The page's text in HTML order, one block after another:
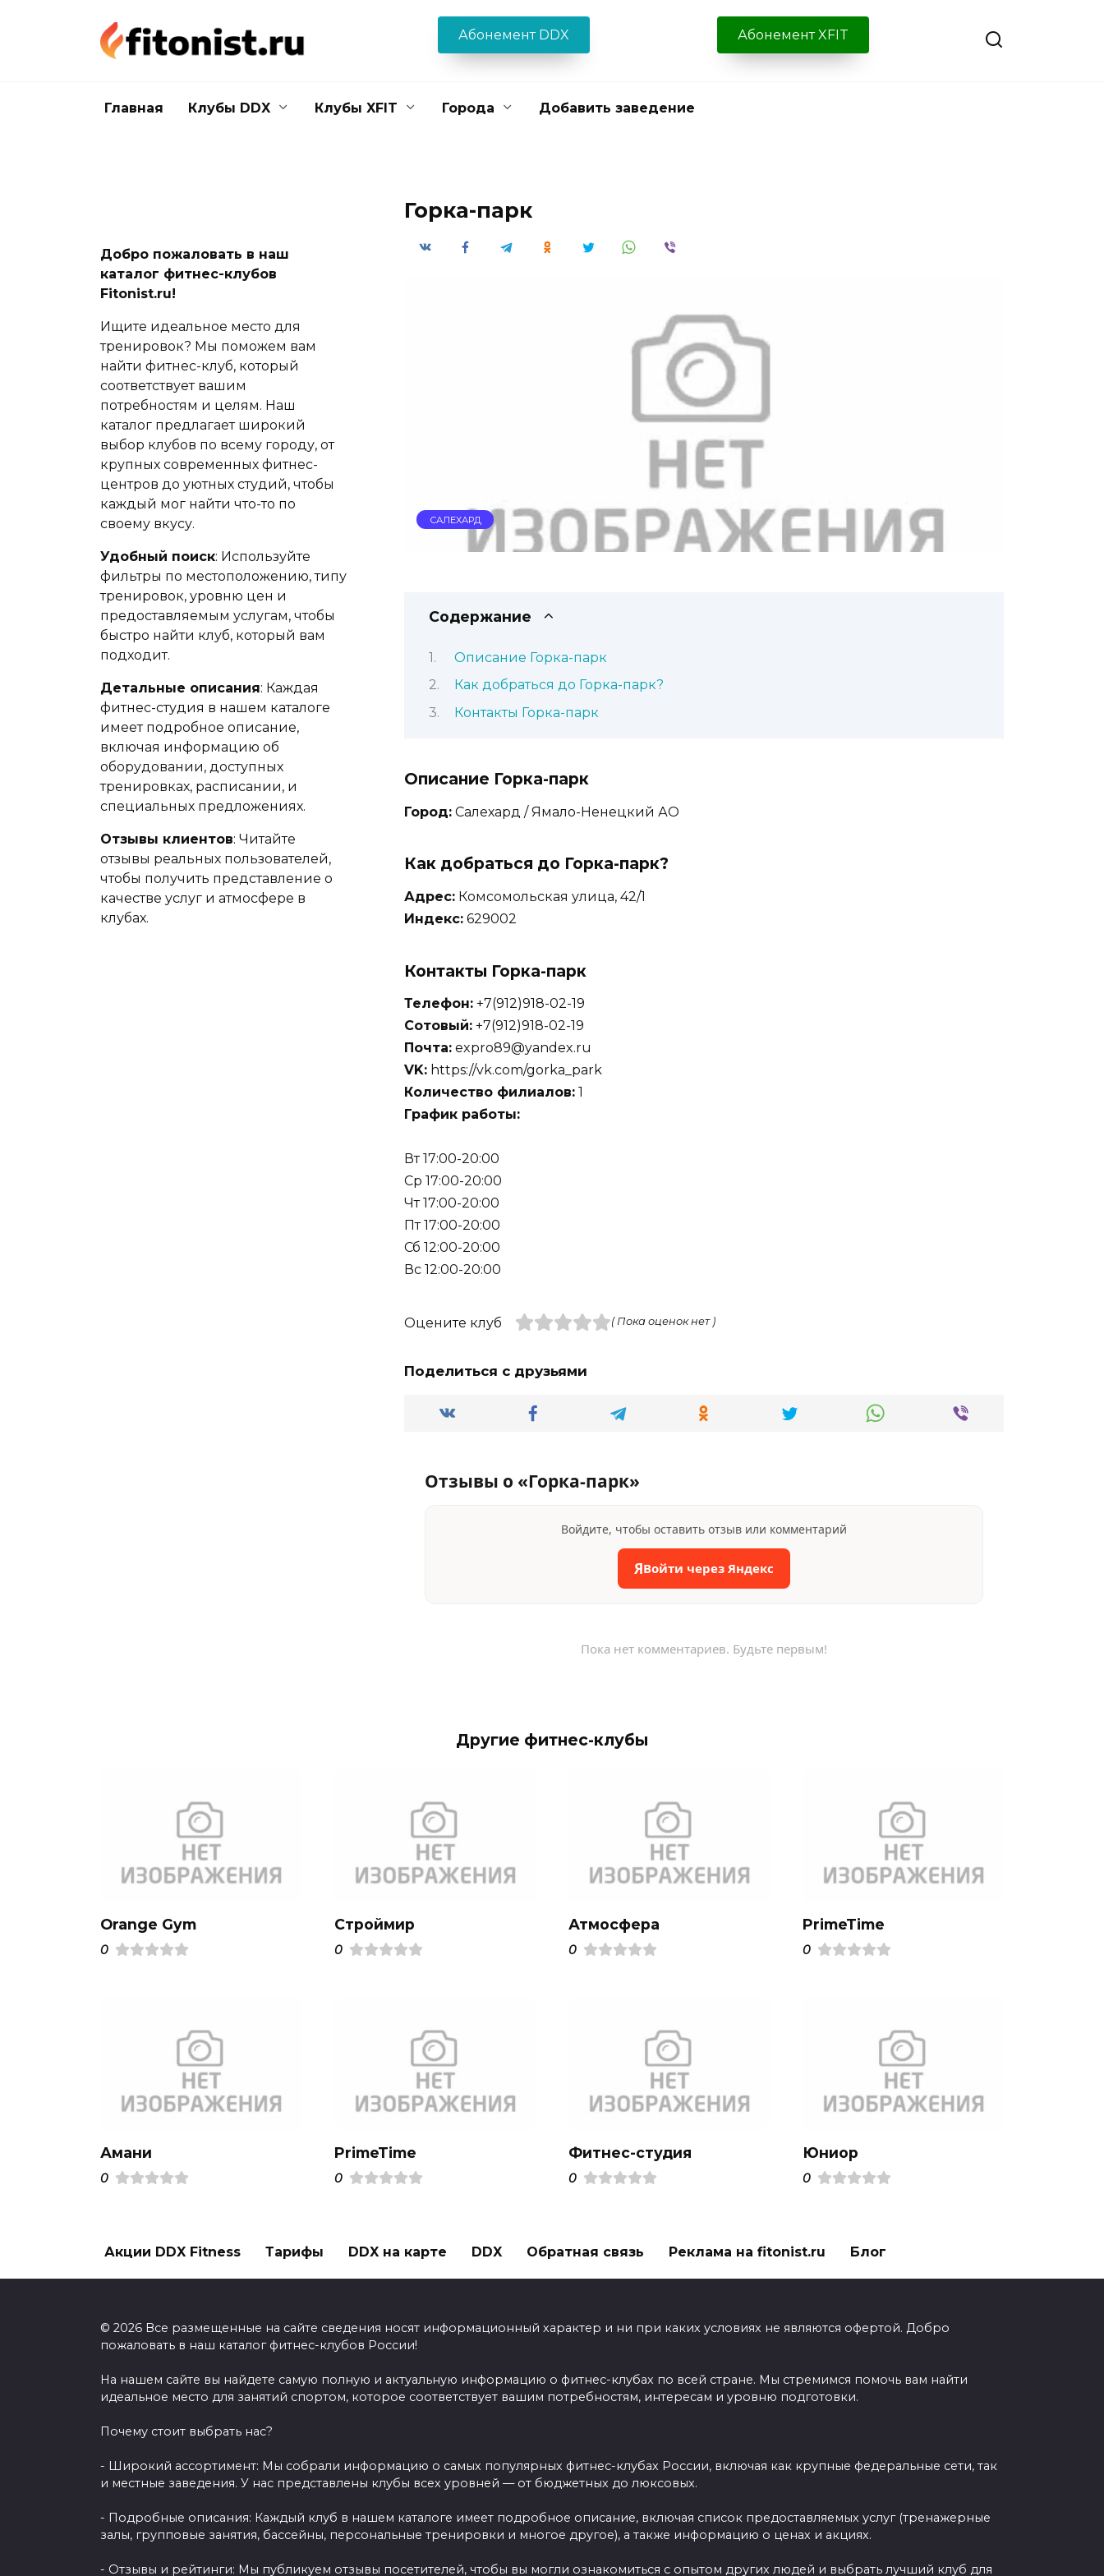
Абонемент DDX Абонемент XFIT
Главная Клубы DDX Клубы XFIT Города Добавить заведение
Горка-парк
САЛЕХАРД
Содержание
Описание Горка-парк
Как добраться до Горка-парк?
Контакты Горка-парк
Описание Горка-парк
Город: Салехард / Ямало-Ненецкий АО
Как добраться до Горка-парк?
Адрес: Комсомольская улица, 42/1
Индекс: 629002
Контакты Горка-парк
Телефон: +7(912)918-02-19
Сотовый: +7(912)918-02-19
Почта: expro89@yandex.ru
VK: https://vk.com/gorka_park
Количество филиалов: 1
График работы:
Вт 17:00-20:00
Ср 17:00-20:00
Чт 17:00-20:00
Пт 17:00-20:00
Сб 12:00-20:00
Вс 12:00-20:00
Оцените клуб ( Пока оценок нет )
Поделиться с друзьями
Отзывы о «Горка-парк»
Войдите, чтобы оставить отзыв или комментарий
ЯВойти через Яндекс
Пока нет комментариев. Будьте первым!
Добро пожаловать в наш
каталог фитнес-клубов
Fitonist.ru!
Ищите идеальное место для
тренировок? Мы поможем вам
найти фитнес-клуб, который
соответствует вашим
потребностям и целям. Наш
каталог предлагает широкий
выбор клубов по всему городу, от
крупных современных фитнес-
центров до уютных студий, чтобы
каждый мог найти что-то по
своему вкусу.
Удобный поиск: Используйте
фильтры по местоположению, типу
тренировок, уровню цен и
предоставляемым услугам, чтобы
быстро найти клуб, который вам
подходит.
Детальные описания: Каждая
фитнес-студия в нашем каталоге
имеет подробное описание,
включая информацию об
оборудовании, доступных
тренировках, расписании, и
специальных предложениях.
Отзывы клиентов: Читайте
отзывы реальных пользователей,
чтобы получить представление о
качестве услуг и атмосфере в
клубах.
Другие фитнес-клубы
Orange Gym
0
Строймир
0
Атмосфера
0
PrimeTime
0
Амани
0
PrimeTime
0
Фитнес-студия
0
Юниор
0
Акции DDX Fitness Тарифы DDX на карте DDX Обратная связь Реклама на fitonist.ru Блог
© 2026 Все размещенные на сайте сведения носят информационный характер и ни при каких условиях не являются офертой. Добро
пожаловать в наш каталог фитнес-клубов России!
На нашем сайте вы найдете самую полную и актуальную информацию о фитнес-клубах по всей стране. Мы стремимся помочь вам найти
идеальное место для занятий спортом, которое соответствует вашим потребностям, интересам и уровню подготовки.
Почему стоит выбрать нас?
- Широкий ассортимент: Мы собрали информацию о самых популярных фитнес-клубах России, включая как крупные федеральные сети, так
и местные заведения. У нас представлены клубы всех уровней — от бюджетных до люксовых.
- Подробные описания: Каждый клуб в нашем каталоге имеет подробное описание, включая список предоставляемых услуг (тренажерные
залы, групповые занятия, бассейны, персональные тренировки и многое другое), а также информацию о ценах и акциях.
- Отзывы и рейтинги: Мы публикуем отзывы посетителей, чтобы вы могли ознакомиться с опытом других людей и выбрать лучший клуб для